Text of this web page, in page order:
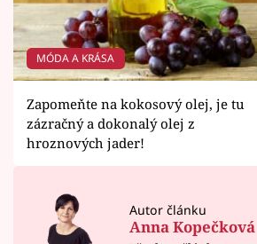
MÓDA A KRÁSA
Zapomeňte na kokosový olej, je tu
zázračný a dokonalý olej z
hroznových jader!
Autor článku
Anna Kopečková